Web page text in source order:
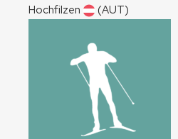
Hochfilzen
(AUT)